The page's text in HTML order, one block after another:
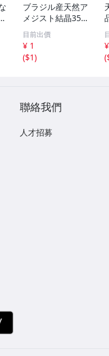
ブラジル産天然ア
メジスト結晶355
g［紫水晶］1本
剣^ ^綺麗
目前出價
¥ 1
($1)
(
聯絡我們
人才招募